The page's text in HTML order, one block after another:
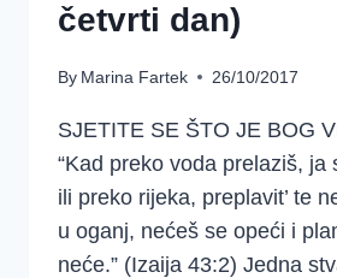
četvrti dan)
By Marina Fartek 26/10/2017
SJETITE SE ŠTO JE BOG
“Kad preko voda prelaziš, ja
ili preko rijeka, preplavit’ te
u oganj, nećeš se opeći i
neće.” (Izaija 43:2) Jedna